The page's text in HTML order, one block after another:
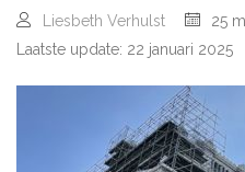
Liesbeth Verhulst
25
Laatste update: 22 januari 2025